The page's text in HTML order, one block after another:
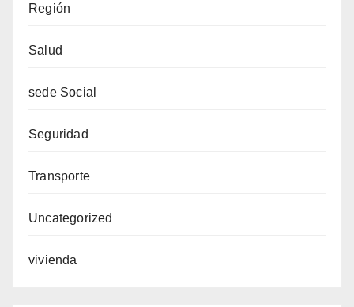
Región
Salud
sede Social
Seguridad
Transporte
Uncategorized
vivienda